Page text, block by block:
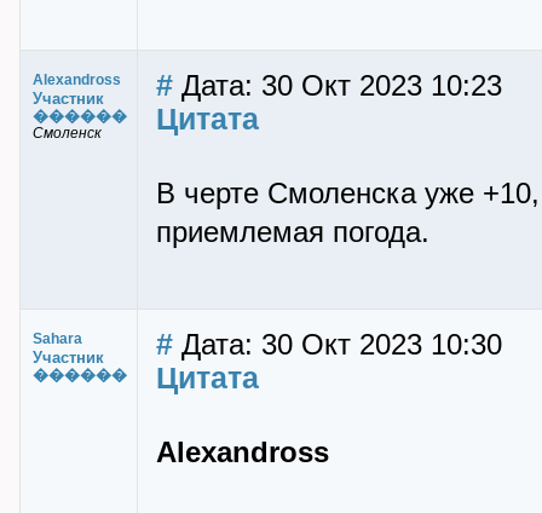
Alexandross
Участник
������
Смоленск
# Дата: 30 Окт 2023 10:23
Цитата
В черте Смоленска уже
приемлемая погода.
Sahara
Участник
������
# Дата: 30 Окт 2023 10:30
Цитата
Alexandross